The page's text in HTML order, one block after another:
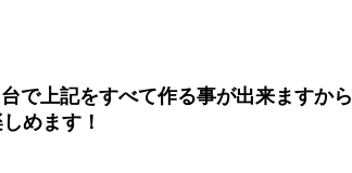
で上記をすべて作る事が出来ますから
めます！